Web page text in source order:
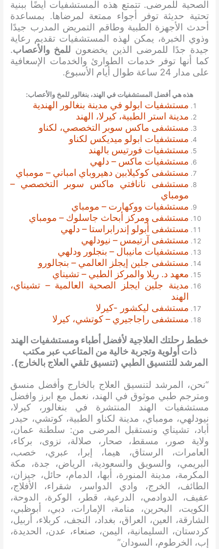
الصحية للمرضى. تتمتع هذه المستشفيات أيضًا ببنية
تحتية حديثة توفر أجواء ممتعة لمرضاها. بمساعدة
أحدث الأجهزة الطبية وطاقم التمريض المدرب جيدًا
وذوي الخبرة، يمكن لهذه المستشفيات تقديم رعاية
جيدة جدًا للمرضى الذين يخضعون للمخ والأعصاب.
كما أنها توفر خدمات الطوارئ والخدمات الإسعافية
على مدار 24 ساعة طوال أيام الأسبوع.
هذه هي أفضل المستشفيات في الهند، بنغالور للمخ والأعصاب:
مستشفيات ابولو في مدينة بنغالور الهندية
مدينة استر الطبية، كيرلا، الهند
مستشفى ماكس سوبر التخصصي، لكناو
مستشفيات ابولو ميديكس لكناو
مستشفيات فورتيس بالهند
مستشفيات ماكس – دلهي
مستشفى كوكيلابين دهيروباي امباني – مومباي
مستشفى نانافتي ماكس سوبر التخصصي –
مومباي
مستشفيات ووكهارت – مومباي
مستشفى ومركز أبحاث جاسلوك – مومباي
مستشفى أبولو إندرابراستا – دلهي
مستشفى آرتيمس – نيودلهي
مستشفيات مانيبال – بنجلور ودلهي
مستشفى جلين إيجلز العالمي – بنجالورو
معهد د. ريلا والمركز الطبي – تشيناي
مدينة جلين ايجلز الصحية العالمية – تشيناي،
الهند
مستشفى ليكشور -كيرلا
مستشفى راجاجيري – كوتشي، كيرلا
خطط رحلتك العلاجية لأفضل أطباء ومستشفيات الهند
ذات أولوية وتجربة خالية من المتاعب عبر مكتب
المرشد للتنسيق الطبي (تنسيق تلقي العلاج بالخارج).
“نحن، المرشد لتنسيق العلاج بالخارج وأفضل منسق
ومترجم طبي موثوق في الهند، نعمل مع ابرز وافضل
مستشفيات الهند المنتشرة في بنغالور، كيرلا،
نيودلهي، مومباي، مدينة لكناو الطبية، كوتشي، حيدر
أباد، تشيناي ونستقبل المرضى من: سلطنة عمان،
ولاية صور، مسقط، صحار، صلالة، نزوى، بركاء،
العامرات، الرستاق، هيما، إبرا، عبري، خصب،
البريمي، والسويق والسعودية، الرياض، جدة، مكة
المكرمة، مدينة المنورة، أبها، الدمام، حائل، جيزان،
الطائف، الخرج، وادي الدواسر، شقراء، الأفلاج،
عفيف، الدوادمي، الدرعية، قطر، الوكرة، الدوحة،
الكويت، البحرين، منامة، الإمارات، دبي، أبوظبي،
الشارقة، العين، العراق، بغداد، النجف، كربلاء، أربيل،
كردستان، السليمانية، اليمن، صنعاء، عدن، الحديدة،
إب، الخرطوم، السودان”